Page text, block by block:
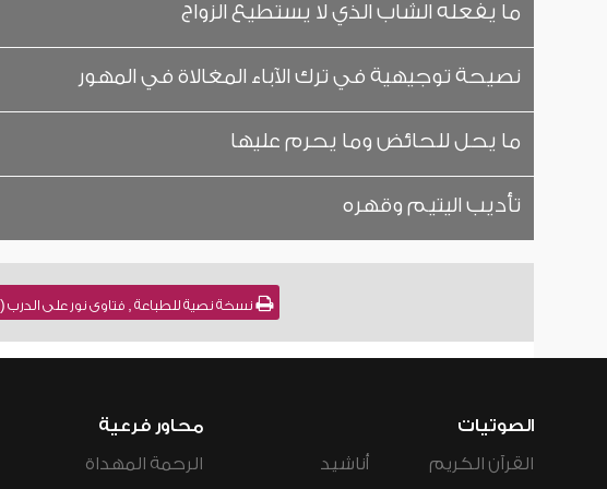
ما يفعله الشاب الذي لا يستطيع الزواج
نصيحة توجيهية في ترك الآباء المغالاة في المهور
ما يحل للحائض وما يحرم عليها
تأديب اليتيم وقهره
نسخة نصية للطباعة , فتاوى نور على الدرب (3) للشيخ : عبد العزيز بن باز
الصوتيات
القرآن الكريم
أناشيد
محاور فرعية
الرحمة المهداة